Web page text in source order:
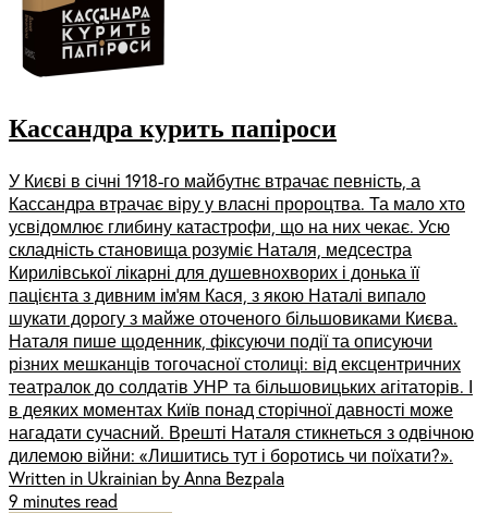
Кассандра курить папіроси
У Києві в січні 1918-го майбутнє втрачає певність, а
Кассандра втрачає віру у власні пророцтва. Та мало хто
усвідомлює глибину катастрофи, що на них чекає. Усю
складність становища розуміє Наталя, медсестра
Кирилівської лікарні для душевнохворих і донька її
пацієнта з дивним ім’ям Кася, з якою Наталі випало
шукати дорогу з майже оточеного більшовиками Києва.
Наталя пише щоденник, фіксуючи події та описуючи
різних мешканців тогочасної столиці: від ексцентричних
театралок до солдатів УНР та більшовицьких агітаторів. І
в деяких моментах Київ понад сторічної давності може
нагадати сучасний. Врешті Наталя стикнеться з одвічною
дилемою війни: «Лишитись тут і боротись чи поїхати?».
Written in Ukrainian by Anna Bezpala
9 minutes read